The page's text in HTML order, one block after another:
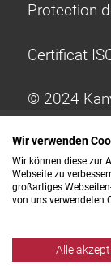
Protection
Certificat
© 2024
Wir verwenden
Wir können diese zur
Webseite zu
großartiges
von uns verwendeten
Alle